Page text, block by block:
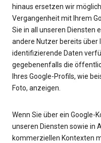
hinaus ersetzen wir
Vergangenheit mit Ihrem
Sie in all unseren Diensten
andere Nutzer bereits über
identifizierende Daten
gegebenenfalls die
Ihres Google-Profils, wie
Foto, anzeigen.
Wenn Sie über ein Google-
unseren Diensten sowie in
kommerziellen Kontexten